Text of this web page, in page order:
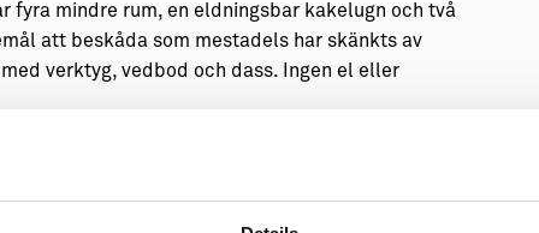
fyra mindre rum, en eldningsbar kakelugn och två
att beskåda som mestadels har skänkts av
verktyg, vedbod och dass. Ingen el eller